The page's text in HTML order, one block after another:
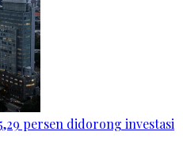
persen didorong investasi